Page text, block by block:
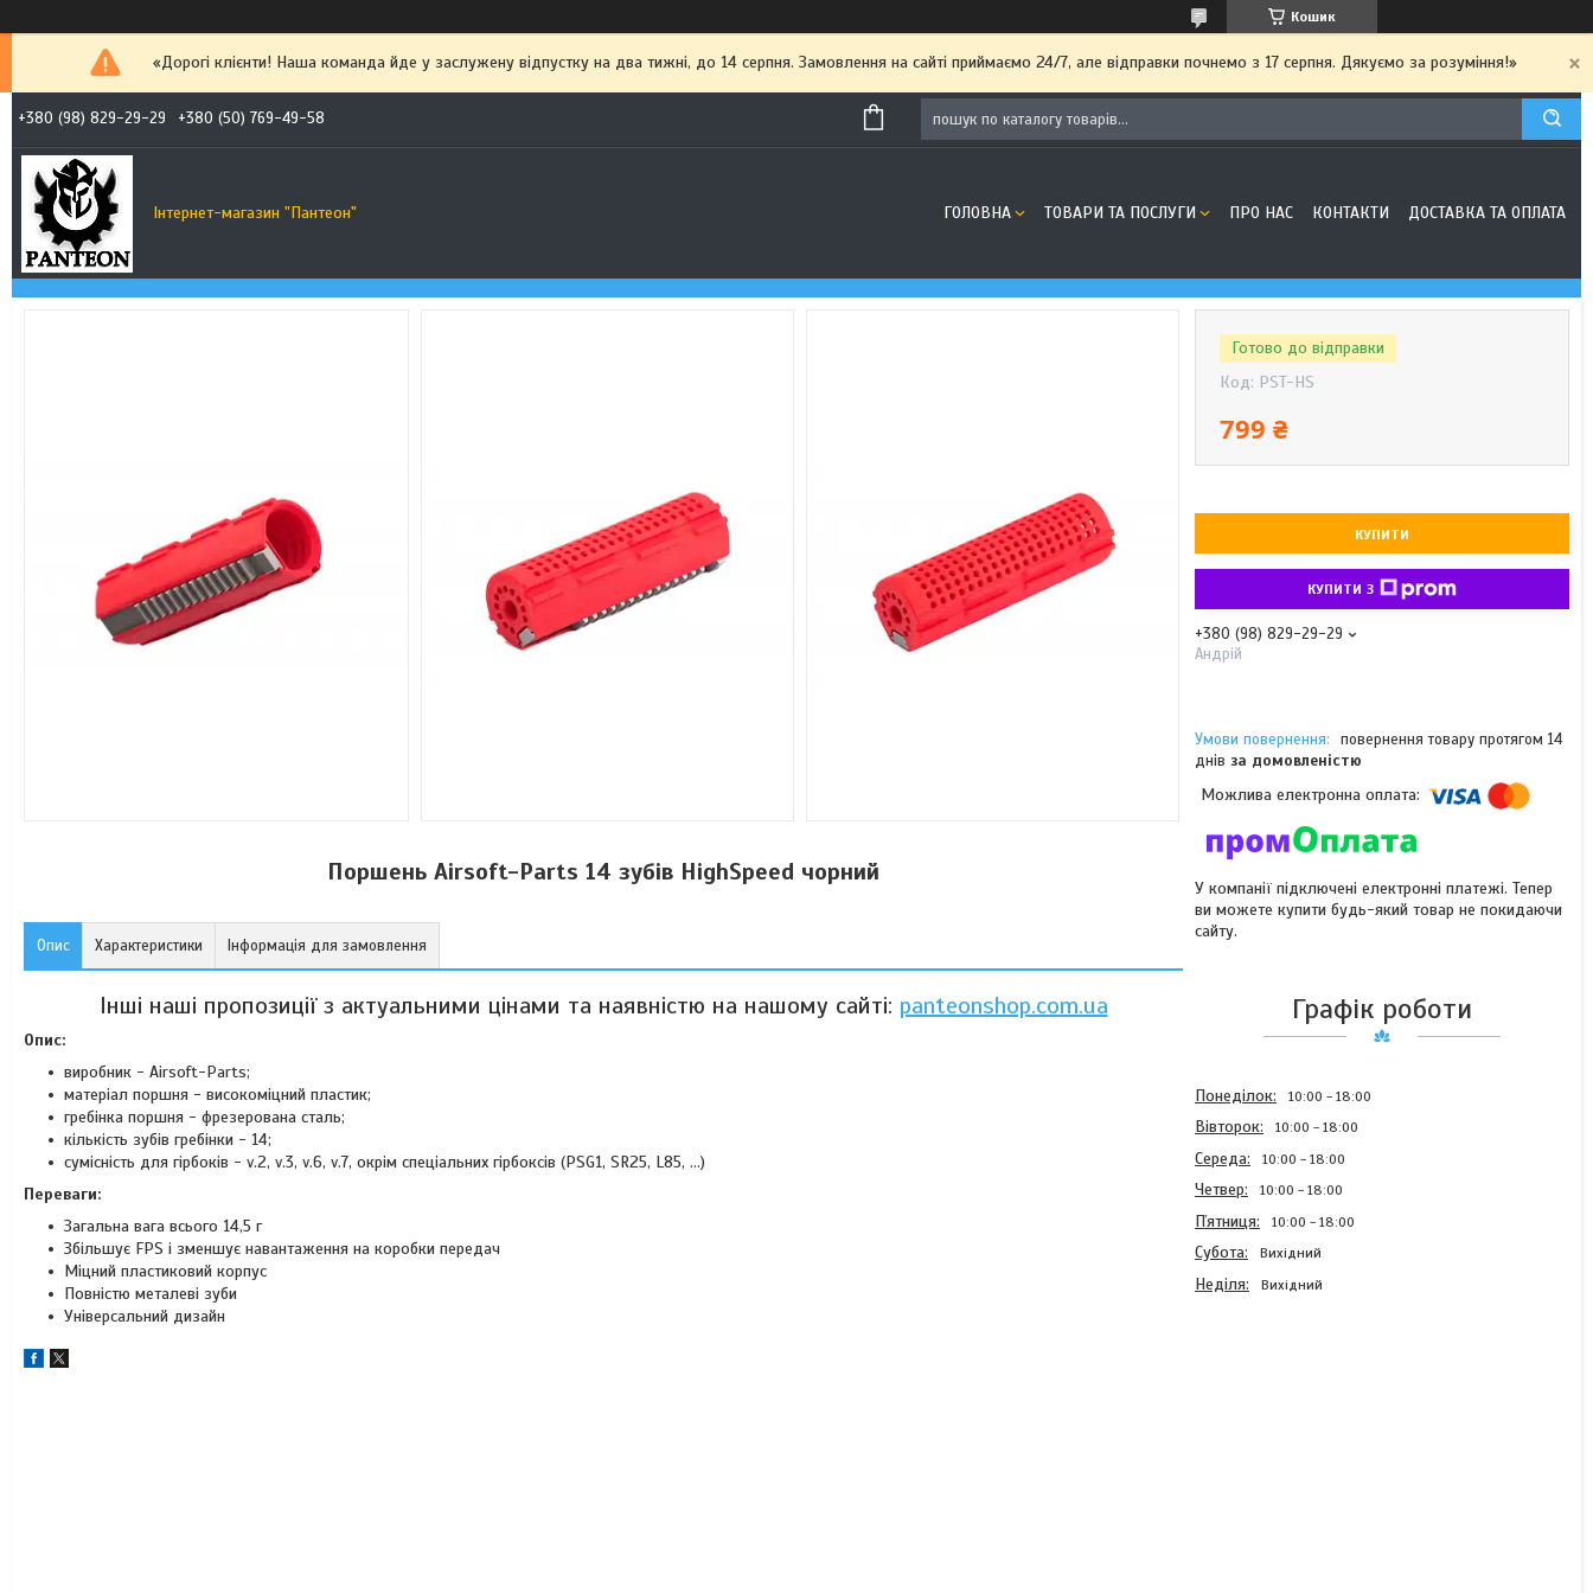
Кошик
«Дорогі клієнти! Наша команда йде у заслужену відпустку на два тижні, до 14 серпня. Замовлення на сайті приймаємо 24/7, але відправки почнемо з 17 серпня. Дякуємо за розуміння!»
+380 (98) 829-29-29 +380 (50) 769-49-58
Інтернет-магазин "Пантеон" ГОЛОВНА ТОВАРИ ТА ПОСЛУГИ ПРО НАС КОНТАКТИ ДОСТАВКА ТА ОПЛАТА
Поршень Airsoft-Parts 14 зубів HighSpeed чорний
Опис Характеристики Інформація для замовлення
Інші наші пропозиції з актуальними цінами та наявністю на нашому сайті: panteonshop.com.ua
Опис:
виробник - Airsoft-Parts;
матеріал поршня - високоміцний пластик;
гребінка поршня - фрезерована сталь;
кількість зубів гребінки - 14;
сумісність для гірбоків - v.2, v.3, v.6, v.7, окрім спеціальних гірбоксів (PSG1, SR25, L85, ...)
Переваги:
Загальна вага всього 14,5 г
Збільшує FPS і зменшує навантаження на коробки передач
Міцний пластиковий корпус
Повністю металеві зуби
Універсальний дизайн
Готово до відправки
Код: PST-HS
799 ₴
КУПИТИ
КУПИТИ З
+380 (98) 829-29-29
Андрій
повернення товару протягом 14
днів за домовленістю
У компанії підключені електронні платежі. Тепер
ви можете купити будь-який товар не покидаючи
сайту.
Графік роботи
Понеділок 10:00 18:00
Вівторок 10:00 18:00
Середа 10:00 18:00
Четвер 10:00 18:00
Пʼятниця 10:00 18:00
Субота Вихідний
Неділя Вихідний